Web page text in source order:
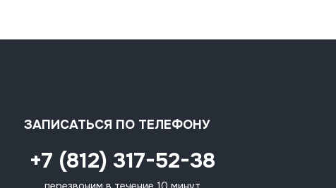
ЗАПИСАТЬСЯ ПО ТЕЛЕФОНУ
+7 (812) 317-52-38